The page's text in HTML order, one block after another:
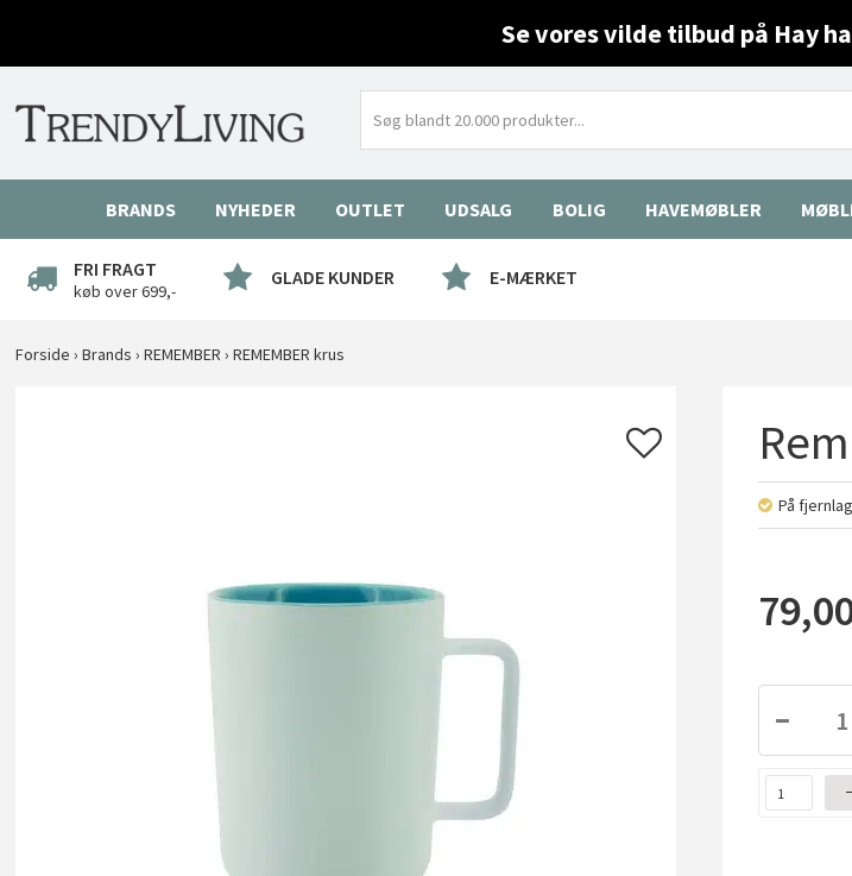
Se vores vilde tilbud på Hay
BRANDS NYHEDER OUTLET UDSALG BOLIG HAVEMØBLER
FRI FRAGT
køb over 699,-
GLADE KUNDER E-MÆRKET
Forside ›Brands ›REMEMBER ›REMEMBER krus
På